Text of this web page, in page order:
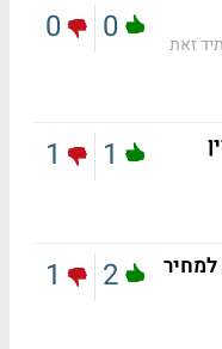
זאת 0
0
1
1
למחיר
2
1